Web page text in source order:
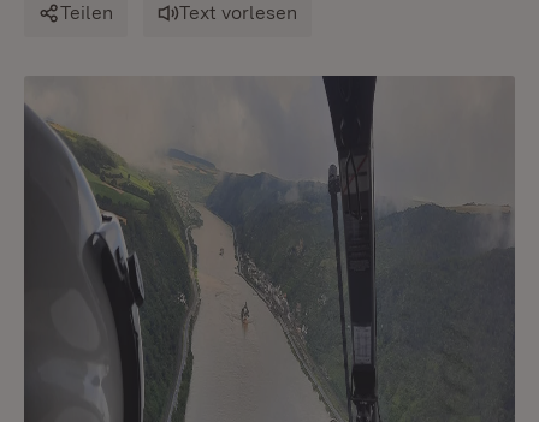
Teilen Text vorlesen